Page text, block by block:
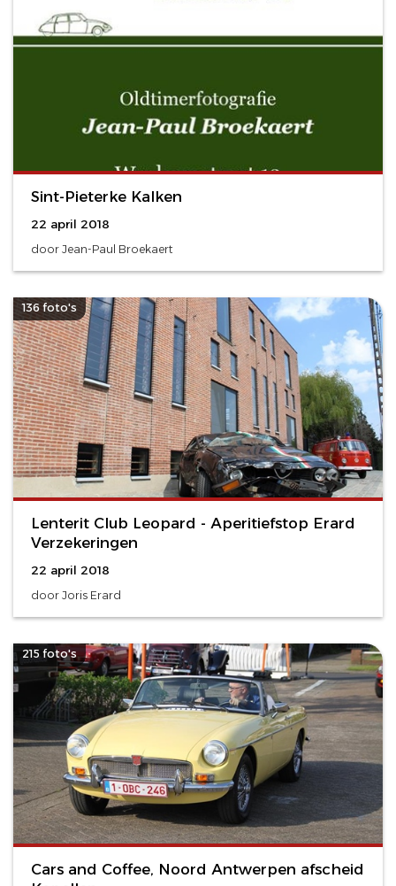
Sint-Pieterke Kalken
22 april 2018
door Jean-Paul Broekaert
136 foto's
Lenterit Club Leopard - Aperitiefstop Erard
Verzekeringen
22 april 2018
door Joris Erard
215 foto's
Cars and Coffee, Noord Antwerpen afscheid